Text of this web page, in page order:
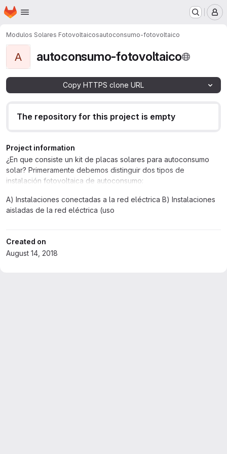
Skip to main content
Homepage
Modulos Solares Fotovoltaicosautoconsumo-fotovoltaico
A autoconsumo-fotovoltaico
Copy HTTPS clone URL
The repository for this project is empty
Project information
¿En que consiste un kit de placas solares para autoconsumo
solar? Primeramente debemos distinguir dos tipos de
instalación fotovoltaica de autoconsumo:
A) Instalaciones conectadas a la red eléctrica B) Instalaciones
aisladas de la red eléctrica (uso
Created on
August 14, 2018